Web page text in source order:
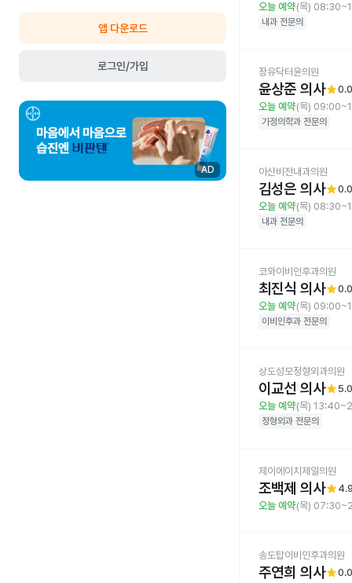
앱 다운로드
로그인/가입
AD
오늘 예약(목)
내과 전문의
장유닥터윤의원
윤상준 의사star0.0
오늘 예약(목)
가정의학과 전문의
아산비전내과의원
김성은 의사star0.0
오늘 예약(목)
내과 전문의
코와이비인후과의원
최진식 의사star0.0
오늘 예약(목)
이비인후과 전문의
상도성모정형외과의원
이교선 의사star5.0
오늘 예약(목)
정형외과 전문의
제이에이치제일의원
조백제 의사star
오늘 예약(목)
송도탑이비인후과의원
주연희 의사star0.0